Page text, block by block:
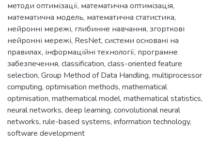
методи оптимізації, математична оптимізація,
математична модель, математична статистика,
нейронні мережі, глибинне навчання, згорткові
нейронні мережі, ResNet, системи основані на
правилах, інформаційні технології, програмне
забезпечення, classification, class-oriented feature
selection, Group Method of Data Handling, multiprocessor
computing, optimisation methods, mathematical
optimisation, mathematical model, mathematical statistics,
neural networks, deep learning, convolutional neural
networks, rule-based systems, information technology,
software development